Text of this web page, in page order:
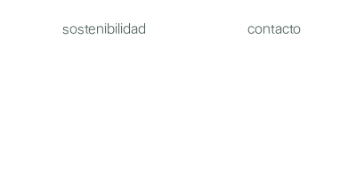
sostenibilidad contacto